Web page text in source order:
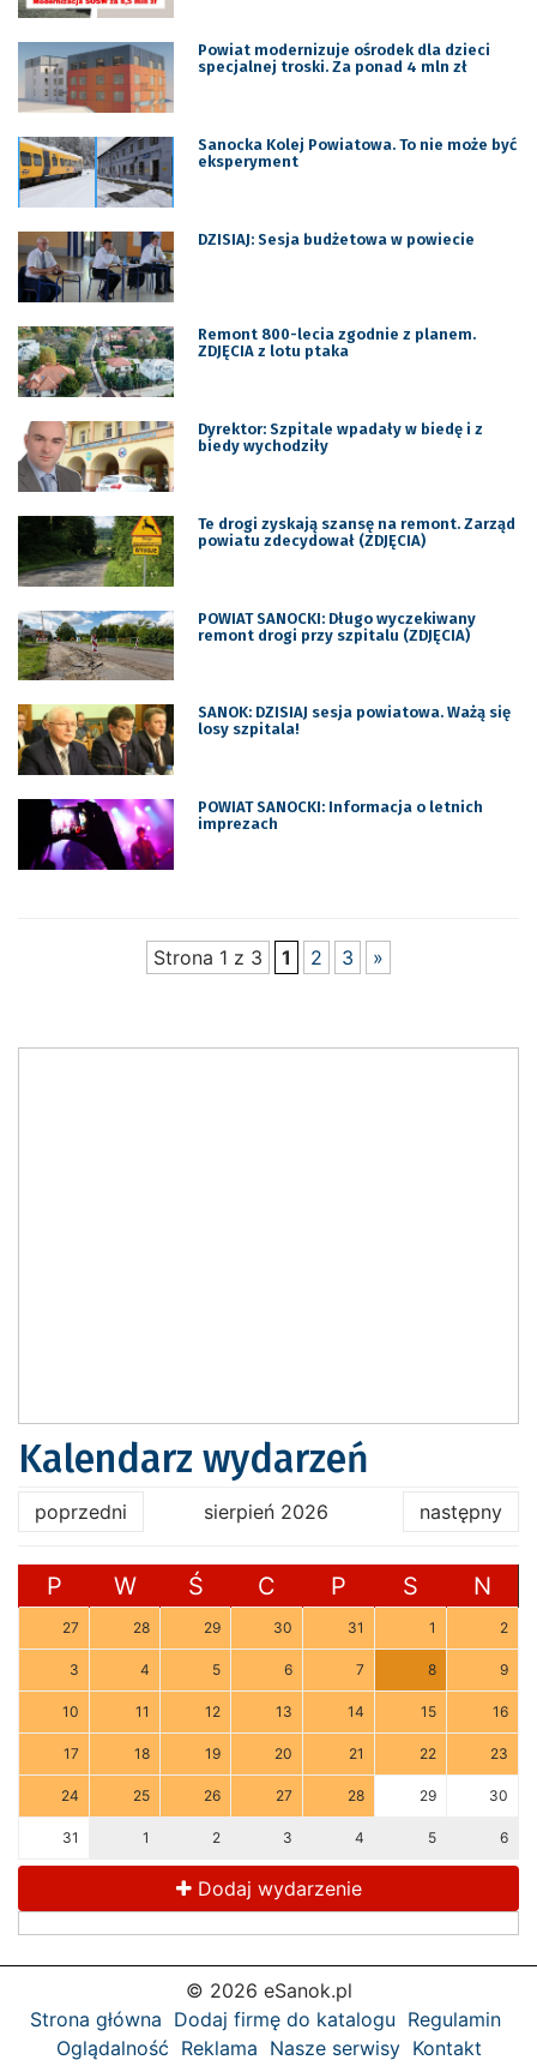
Powiat modernizuje ośrodek dla dzieci
specjalnej troski. Za ponad 4 mln zł
Sanocka Kolej Powiatowa. To nie może być
eksperyment
DZISIAJ: Sesja budżetowa w powiecie
Remont 800-lecia zgodnie z planem.
ZDJĘCIA z lotu ptaka
Dyrektor: Szpitale wpadały w biedę i z
biedy wychodziły
Te drogi zyskają szansę na remont. Zarząd
powiatu zdecydował (ZDJĘCIA)
POWIAT SANOCKI: Długo wyczekiwany
remont drogi przy szpitalu (ZDJĘCIA)
SANOK: DZISIAJ sesja powiatowa. Ważą się
losy szpitala!
POWIAT SANOCKI: Informacja o letnich
imprezach
Strona 1 z 3 1 2 3 »
Kalendarz wydarzeń
poprzedni sierpień 2026 następny
P W Ś C P S N
27 28 29 30 31 1 2
3 4 5 6 7 8 9
10 11 12 13 14 15 16
17 18 19 20 21 22 23
24 25 26 27 28 29 30
31 1 2 3 4 5 6
Dodaj wydarzenie
© 2026 eSanok.pl
Strona główna Dodaj firmę do katalogu Regulamin
Oglądalność Reklama Nasze serwisy Kontakt